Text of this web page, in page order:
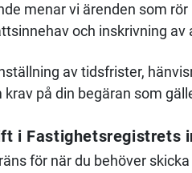
menar vi ärenden som
och inskrivning
av tidsfrister,
på din begäran som
i Fastighetsregistrets
för när du behöver